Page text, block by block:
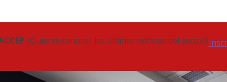
¿Quieres conocer las últimas noticias del sector?